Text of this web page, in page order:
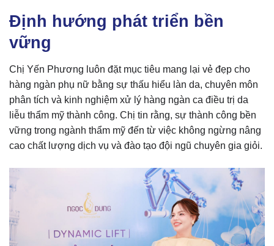
Định hướng phát triển bền
vững
Chị Yến Phương luôn đặt mục tiêu mang lại vẻ đẹp cho
hàng ngàn phụ nữ bằng sự thấu hiểu làn da, chuyên môn
phân tích và kinh nghiệm xử lý hàng ngàn ca điều trị da
liễu thẩm mỹ thành công. Chị tin rằng, sự thành công bền
vững trong ngành thẩm mỹ đến từ việc không ngừng nâng
cao chất lượng dịch vụ và đào tạo đội ngũ chuyên gia giỏi.​